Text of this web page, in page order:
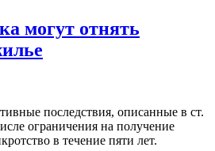
могут отнять
последствия, описанные в ст.
ограничения на получение
в течение пяти лет.